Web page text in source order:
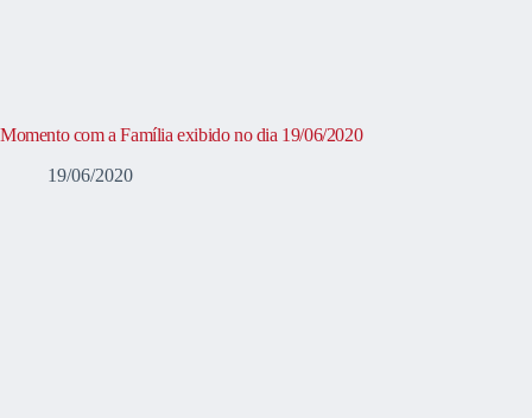
Momento com a Família exibido no dia 19/06/2020
19/06/2020